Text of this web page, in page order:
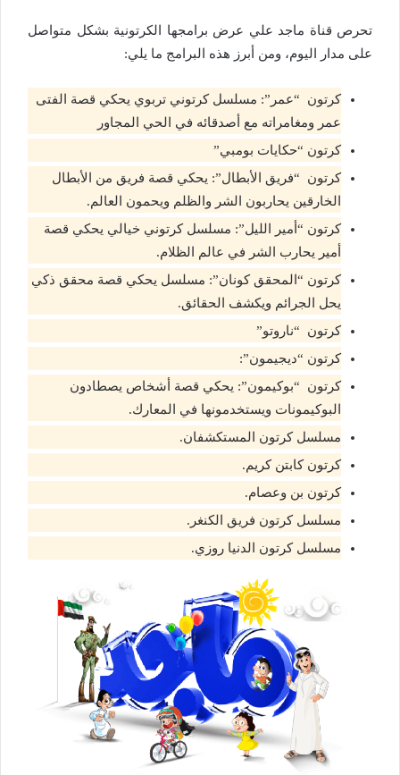
تحرص قناة ماجد علي عرض برامجها الكرتونية بشكل متواصل
على مدار اليوم، ومن أبرز هذه البرامج ما يلي:
كرتون “عمر”: مسلسل كرتوني تربوي يحكي قصة الفتى
عمر ومغامراته مع أصدقائه في الحي المجاور
كرتون “حكايات بومبي”
كرتون “فريق الأبطال”: يحكي قصة فريق من الأبطال
الخارقين يحاربون الشر والظلم ويحمون العالم.
كرتون “أمير الليل”: مسلسل كرتوني خيالي يحكي قصة
أمير يحارب الشر في عالم الظلام.
كرتون “المحقق كونان”: مسلسل يحكي قصة محقق ذكي
يحل الجرائم ويكشف الحقائق.
كرتون “ناروتو”
كرتون “ديجيمون”:
كرتون “بوكيمون”: يحكي قصة أشخاص يصطادون
البوكيمونات ويستخدمونها في المعارك.
مسلسل كرتون المستكشفان.
كرتون كابتن كريم.
كرتون بن وعصام.
مسلسل كرتون فريق الكنغر.
مسلسل كرتون الدنيا روزي.